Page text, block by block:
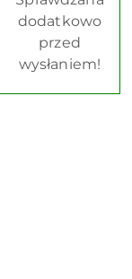
dodatkowo
przed
wysłaniem!